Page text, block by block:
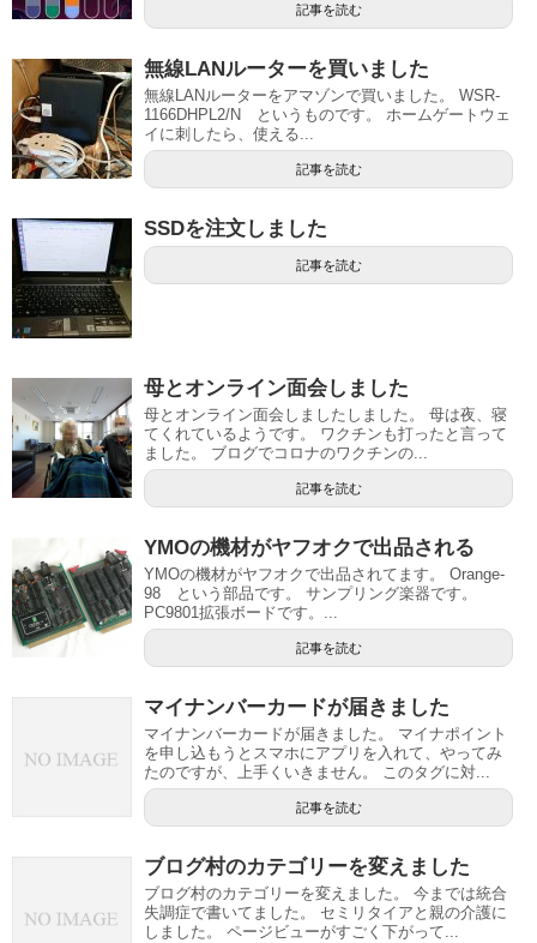
記事を読む
無線LANルーターを買いました
無線LANルーターをアマゾンで買いました。 WSR-
1166DHPL2/N というものです。 ホームゲートウェ
イに刺したら、使える...
記事を読む
SSDを注文しました
記事を読む
母とオンライン面会しました
母とオンライン面会しましたしました。 母は夜、寝
てくれているようです。 ワクチンも打ったと言って
ました。 ブログでコロナのワクチンの...
記事を読む
YMOの機材がヤフオクで出品される
YMOの機材がヤフオクで出品されてます。 Orange-
98 という部品です。 サンプリング楽器です。
PC9801拡張ボードです。...
記事を読む
マイナンバーカードが届きました
マイナンバーカードが届きました。 マイナポイント
を申し込もうとスマホにアプリを入れて、やってみ
たのですが、上手くいきません。 このタグに対...
記事を読む
ブログ村のカテゴリーを変えました
ブログ村のカテゴリーを変えました。 今までは統合
失調症で書いてました。 セミリタイアと親の介護に
しました。 ページビューがすごく下がって...